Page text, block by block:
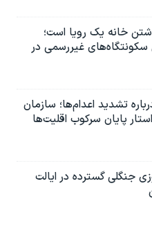
خانه یک رویا است؛
غیررسمی در
تشدید اعدام‌ها؛ سازمان
پایان سرکوب اقلیت‌ها
جنگلی گسترده در ایالت